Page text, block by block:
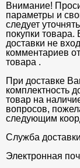
Внимание!
параметры и
следует
покупки
доставки не
комментариев
товара .
При доставке
комплектность
товар на
вопросов,
следующим
Служба
Электронная